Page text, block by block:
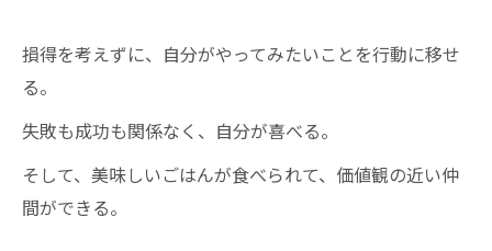
損得を考えずに、自分がやってみたいことを行動に移せ
る。
失敗も成功も関係なく、自分が喜べる。
そして、美味しいごはんが食べられて、価値観の近い仲
間ができる。